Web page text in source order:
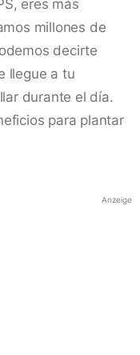
eres más
millones de
decirte
llegue a tu
durante el día.
para plantar
Anzeige